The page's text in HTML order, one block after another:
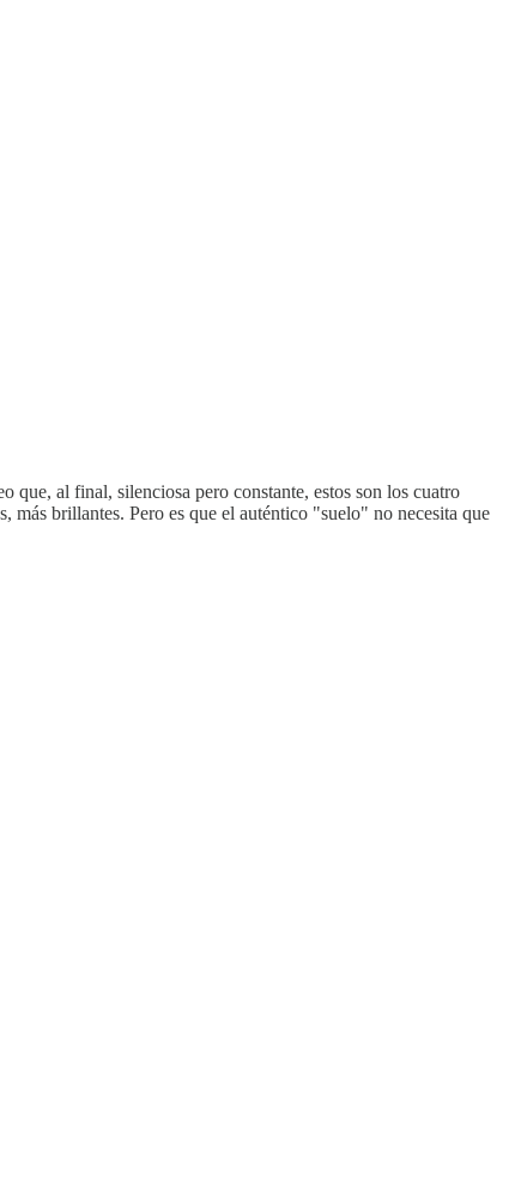
que, al final, silenciosa pero constante, estos son los cuatro
más brillantes. Pero es que el auténtico "suelo" no necesita que